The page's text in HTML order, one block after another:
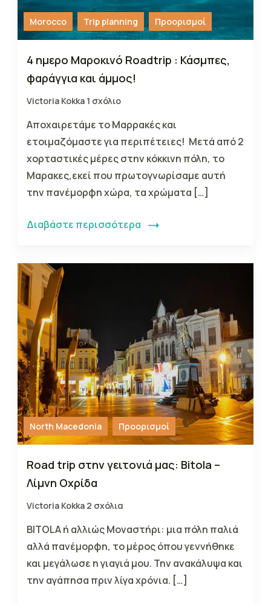
Morocco Trip planning Προορισμοί
4 ημερο Μαροκινό Roadtrip : Κάσμπες,
φαράγγια και άμμος!
Victoria Kokka 1 σχόλιο
Αποχαιρετάμε το Μαρρακές και
ετοιμαζόμαστε για περιπέτειες! Μετά από 2
χορταστικές μέρες στην κόκκινη πόλη, το
Μαρακες,εκεί που πρωτογνωρίσαμε αυτή
την πανέμορφη χώρα, τα χρώματα […]
Διαβάστε περισσότερα
North Macedonia Προορισμοί
Road trip στην γειτονιά μας: Bitola –
Λίμνη Οχρίδα
Victoria Kokka 2 σχόλια
BITOLA ή αλλιώς Μοναστήρι: μια πόλη παλιά
αλλά πανέμορφη, το μέρος όπου γεννήθηκε
και μεγάλωσε η γιαγιά μου. Την ανακάλυψα και
την αγάπησα πριν λίγα χρόνια. […]